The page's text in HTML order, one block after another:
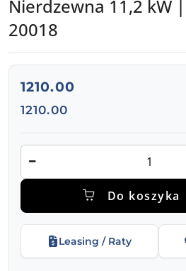
Nierdzewna 11,2 kW |
20018
cena:
1210.00
Cena:
1210.00
Ilość
Do koszyka
Leasing / Raty